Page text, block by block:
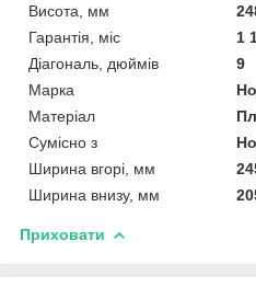
Висота, мм
Гарантія, міс
1
Діагональ, дюймів
9
Марка
Матеріал
Сумісно з
Ширина вгорі, мм
Ширина внизу, мм
Приховати